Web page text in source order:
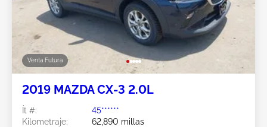
Venta Futura
2019 MAZDA CX-3 2.0L
Ít #:
45******
Kilometraje:
62,890 millas